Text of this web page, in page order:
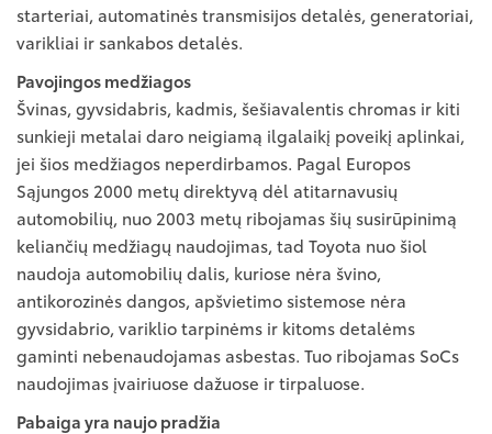
starteriai, automatinės transmisijos detalės, generatoriai,
varikliai ir sankabos detalės.
Pavojingos medžiagos
Švinas, gyvsidabris, kadmis, šešiavalentis chromas ir kiti
sunkieji metalai daro neigiamą ilgalaikį poveikį aplinkai,
jei šios medžiagos neperdirbamos. Pagal Europos
Sąjungos 2000 metų direktyvą dėl atitarnavusių
automobilių, nuo 2003 metų ribojamas šių susirūpinimą
keliančių medžiagų naudojimas, tad Toyota nuo šiol
naudoja automobilių dalis, kuriose nėra švino,
antikorozinės dangos, apšvietimo sistemose nėra
gyvsidabrio, variklio tarpinėms ir kitoms detalėms
gaminti nebenaudojamas asbestas. Tuo ribojamas SoCs
naudojimas įvairiuose dažuose ir tirpaluose.
Pabaiga yra naujo pradžia